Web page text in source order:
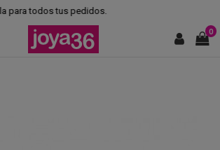
todos tus pedidos.
0